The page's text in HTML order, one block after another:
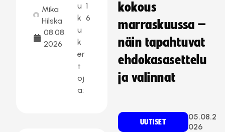
Mika
Hilska
08.08.
2026
u
k
u
k
er
t
oj
a:
1
6
kokous
marraskuussa –
näin tapahtuvat
ehdokasasettelu
ja valinnat
UUTISET
05.08.2
026